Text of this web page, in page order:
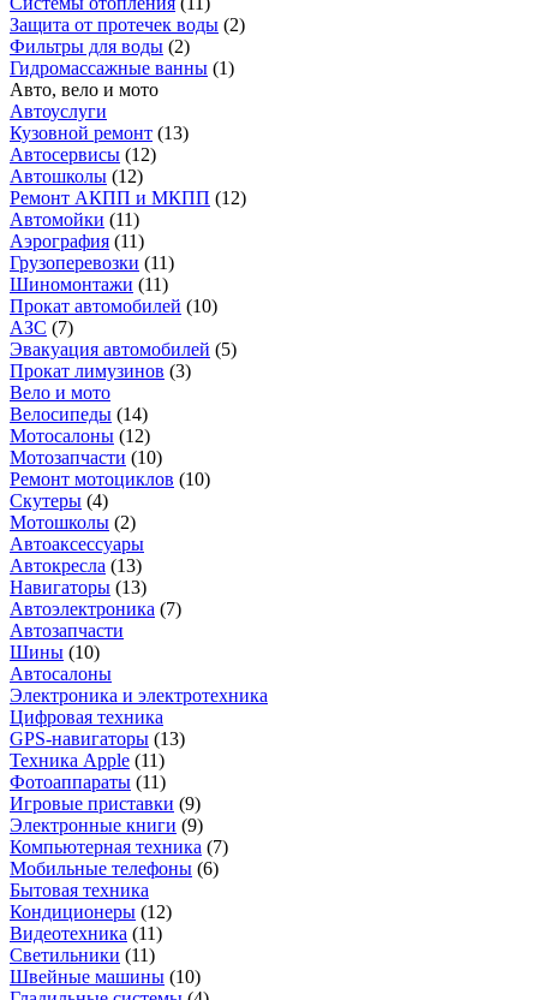
Защита от протечек воды (2)
Фильтры для воды (2)
Гидромассажные ванны (1)
Авто, вело и мото
Автоуслуги
Кузовной ремонт (13)
Автосервисы (12)
Автошколы (12)
Ремонт АКПП и МКПП (12)
Автомойки (11)
Аэрография (11)
Грузоперевозки (11)
Шиномонтажи (11)
Прокат автомобилей (10)
АЗС (7)
Эвакуация автомобилей (5)
Прокат лимузинов (3)
Вело и мото
Велосипеды (14)
Мотосалоны (12)
Мотозапчасти (10)
Ремонт мотоциклов (10)
Скутеры (4)
Мотошколы (2)
Автоаксессуары
Автокресла (13)
Навигаторы (13)
Автоэлектроника (7)
Автозапчасти
Шины (10)
Автосалоны
Электроника и электротехника
Цифровая техника
GPS-навигаторы (13)
Техника Apple (11)
Фотоаппараты (11)
Игровые приставки (9)
Электронные книги (9)
Компьютерная техника (7)
Мобильные телефоны (6)
Бытовая техника
Кондиционеры (12)
Видеотехника (11)
Светильники (11)
Швейные машины (10)